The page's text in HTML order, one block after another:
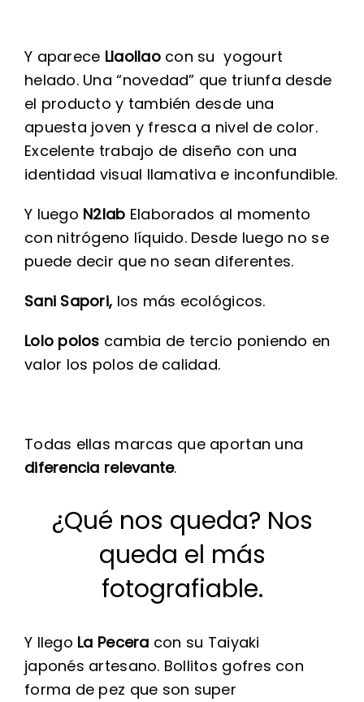
Y aparece Llaollaocon su yogourt
helado. Una “novedad” que triunfa desde
el producto y también desde una
apuesta joven y fresca a nivel de color.
Excelente trabajo de diseño con una
identidad visual llamativa e inconfundible.
Y luego N2lab Elaborados al momento
con nitrógeno líquido. Desde luego no se
puede decir que no sean diferentes.
Sani Sapori, los más ecológicos.
Lolo polos cambia de tercio poniendo en
valor los polos de calidad.
Todas ellas marcas que aportan una
diferencia relevante.
¿Qué nos queda? Nos
queda el más
fotografiable.
Y llego La Pecera con su Taiyaki
japonés artesano. Bollitos gofres con
forma de pez que son super